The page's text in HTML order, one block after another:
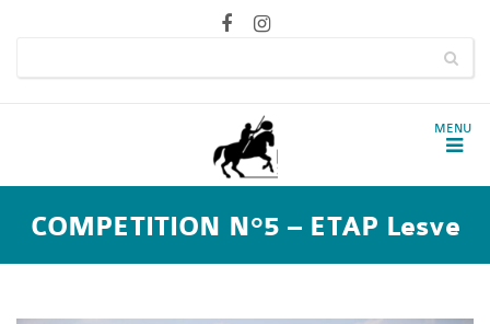
COMPETITION N°5 – ETAP Lesve